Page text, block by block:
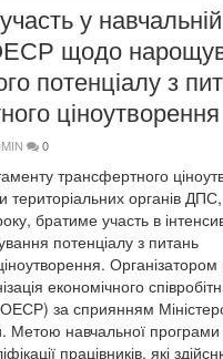
у навчальній
щодо
потенціалу з
ціноутворення
0
трансфертного
територіальних органів
братиме участь в
потенціалу з питань
економічного
ОЕСР) за сприянням
Метою навчальної програми
працівників, які